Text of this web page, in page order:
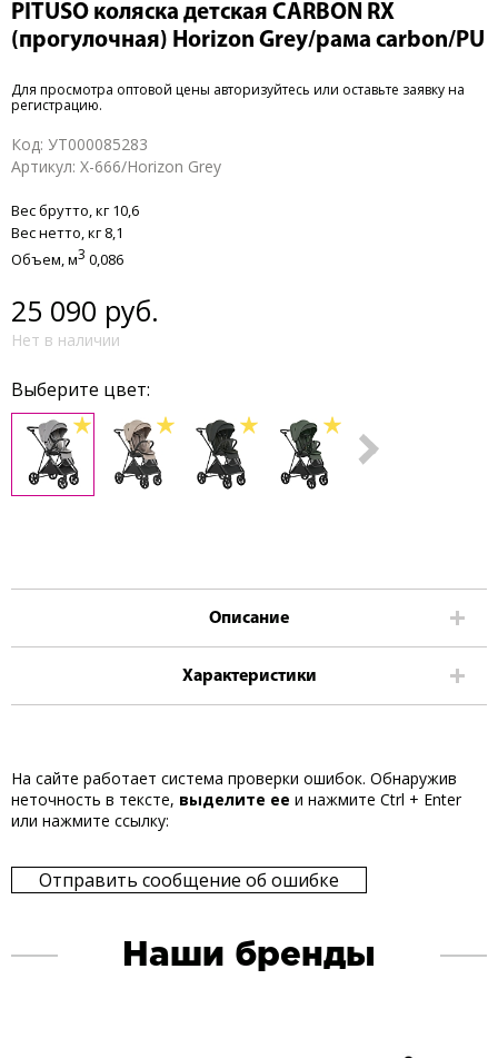
PITUSO коляска детская CARBON RX
(прогулочная) Horizon Grey/рама carbon/PU
Для просмотра оптовой цены авторизуйтесь или оставьте заявку на
регистрацию.
Код: УТ000085283
Артикул: X-666/Horizon Grey
Вес брутто,кг 10,6
Вес нетто,кг 8,1
Объем,м3 0,086
25 090 руб.
Нет в наличии
Выберите цвет:
Описание
Характеристики
На сайте работает система проверки ошибок. Обнаружив
неточность в тексте, выделите ее и нажмите Ctrl + Enter
или нажмите ссылку:
Отправить сообщение об ошибке
Наши бренды